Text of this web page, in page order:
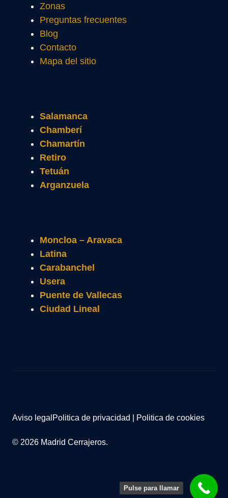
Zonas
Preguntas frecuentes
Blog
Contacto
Mapa del sitio
Salamanca
Chamberí
Chamartín
Retiro
Tetuán
Arganzuela
Moncloa – Aravaca
Latina
Carabanchel
Usera
Puente de Vallecas
Ciudad Lineal
© 2026 Madrid Cerrajeros.
Aviso legal Politica de privacidad Politica de cookies
Pulse para llamar